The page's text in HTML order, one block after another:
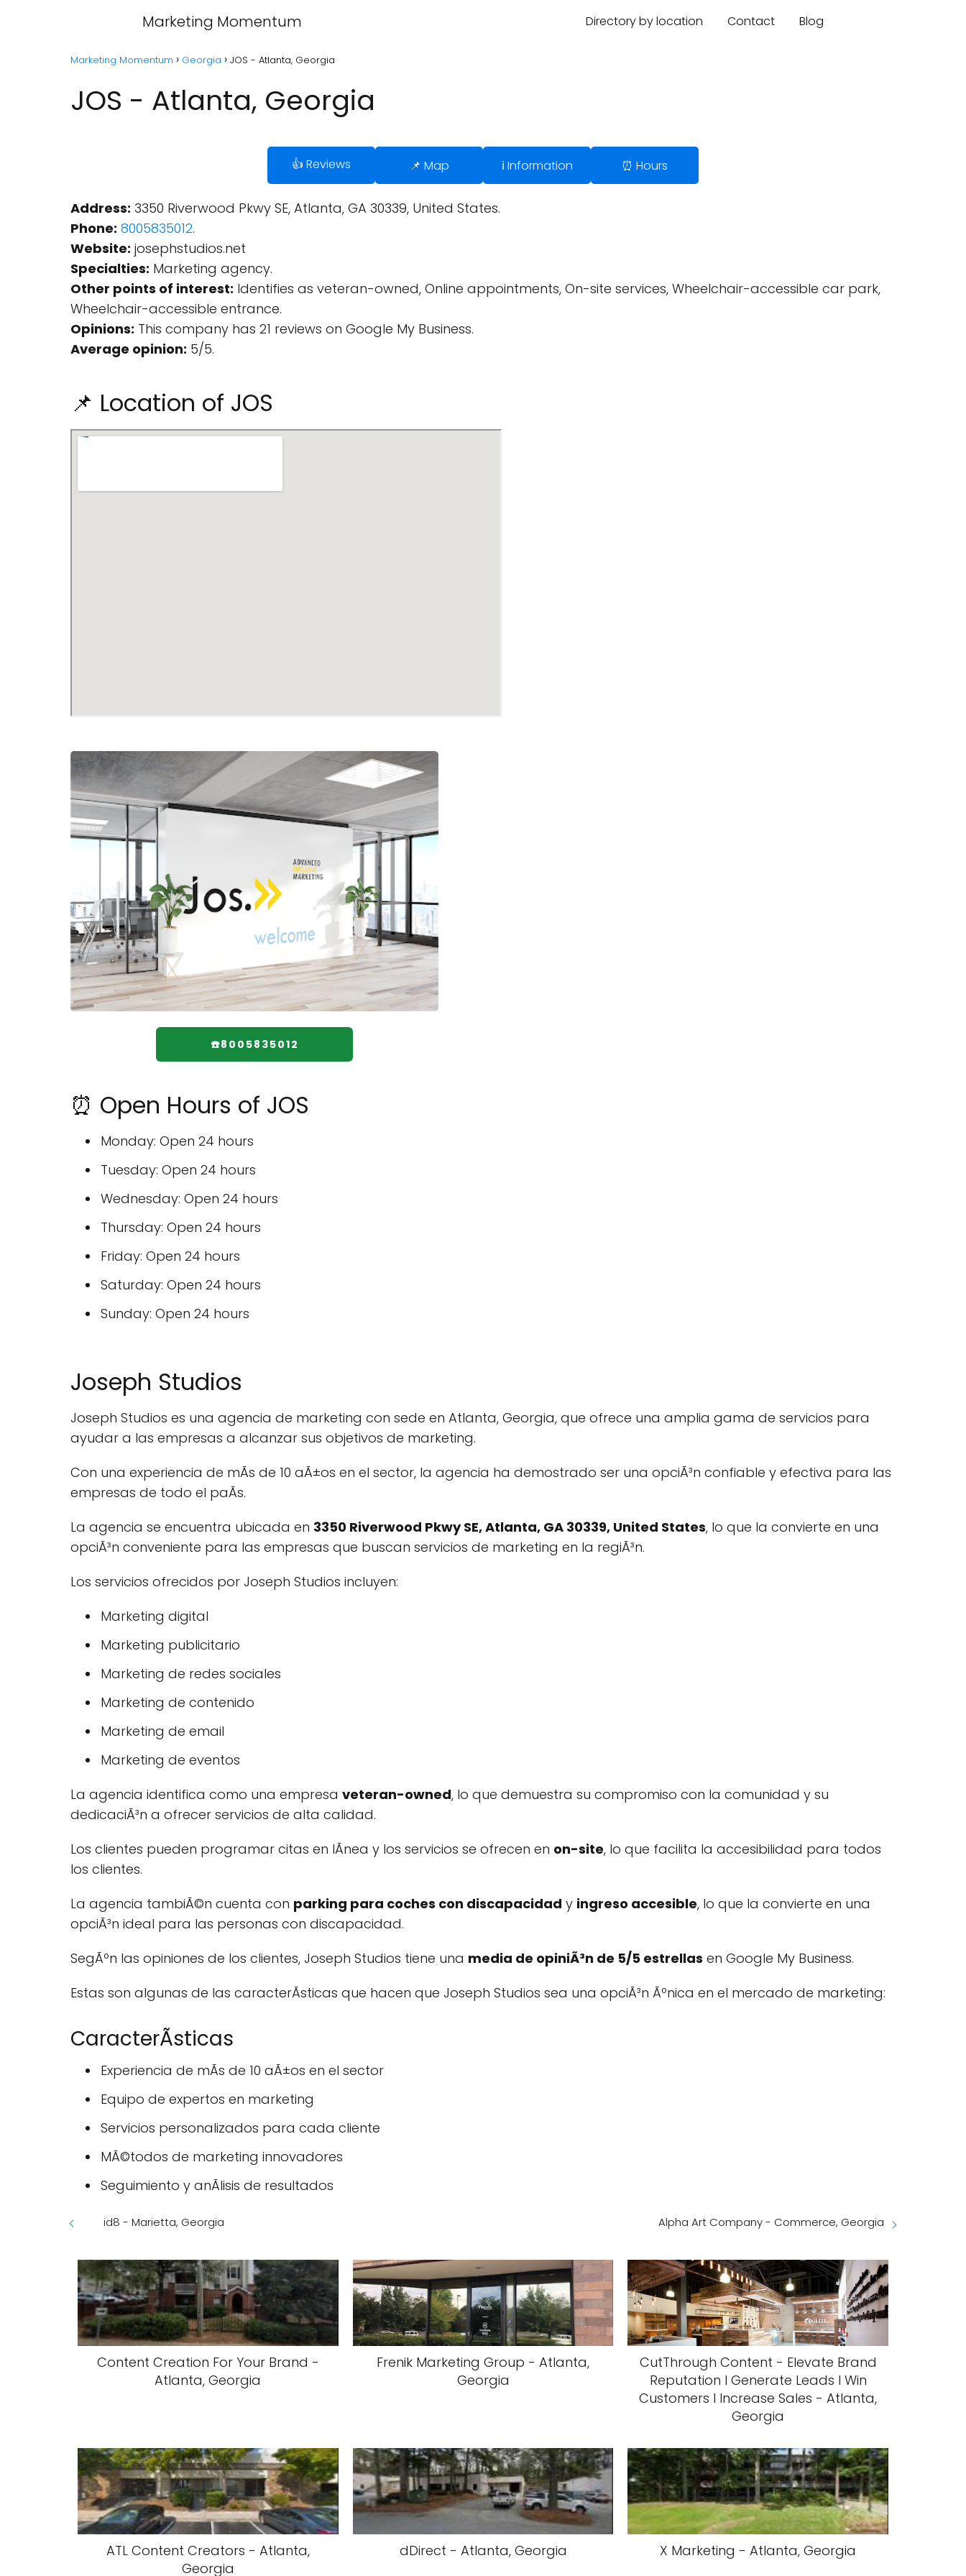
Marketing Momentum Directory by location Contact Blog
Marketing Momentum Georgia JOS - Atlanta, Georgia
JOS - Atlanta, Georgia
👍 Reviews 📌 Map ℹ️ Information ⏰ Hours
Address: 3350 Riverwood Pkwy SE, Atlanta, GA 30339, United States.
Phone: 8005835012.
Website: josephstudios.net
Specialties: Marketing agency.
Other points of interest: Identifies as veteran-owned, Online appointments, On-site services, Wheelchair-accessible car park,
Wheelchair-accessible entrance.
Opinions: This company has 21 reviews on Google My Business.
Average opinion: 5/5.
📌 Location of JOS
☎️8005835012
⏰ Open Hours of JOS
Monday: Open 24 hours
Tuesday: Open 24 hours
Wednesday: Open 24 hours
Thursday: Open 24 hours
Friday: Open 24 hours
Saturday: Open 24 hours
Sunday: Open 24 hours
Joseph Studios
Joseph Studios es una agencia de marketing con sede en Atlanta, Georgia, que ofrece una amplia gama de servicios para
ayudar a las empresas a alcanzar sus objetivos de marketing.
Con una experiencia de mÃs de 10 aÃ±os en el sector, la agencia ha demostrado ser una opciÃ³n confiable y efectiva para las
empresas de todo el paÃ­s.
La agencia se encuentra ubicada en 3350 Riverwood Pkwy SE, Atlanta, GA 30339, United States, lo que la convierte en una
opciÃ³n conveniente para las empresas que buscan servicios de marketing en la regiÃ³n.
Los servicios ofrecidos por Joseph Studios incluyen:
Marketing digital
Marketing publicitario
Marketing de redes sociales
Marketing de contenido
Marketing de email
Marketing de eventos
La agencia identifica como una empresa veteran-owned, lo que demuestra su compromiso con la comunidad y su
dedicaciÃ³n a ofrecer servicios de alta calidad.
Los clientes pueden programar citas en lÃ­nea y los servicios se ofrecen en on-site, lo que facilita la accesibilidad para todos
los clientes.
La agencia tambiÃ©n cuenta con parking para coches con discapacidad y ingreso accesible, lo que la convierte en una
opciÃ³n ideal para las personas con discapacidad.
SegÃºn las opiniones de los clientes, Joseph Studios tiene una media de opiniÃ³n de 5/5 estrellas en Google My Business.
Estas son algunas de las caracterÃ­sticas que hacen que Joseph Studios sea una opciÃ³n Ãºnica en el mercado de marketing:
CaracterÃ­sticas
Experiencia de mÃs de 10 aÃ±os en el sector
Equipo de expertos en marketing
Servicios personalizados para cada cliente
MÃ©todos de marketing innovadores
Seguimiento y anÃlisis de resultados
id8 - Marietta, Georgia Alpha Art Company - Commerce, Georgia
Content Creation For Your Brand -
Atlanta, Georgia
Frenik Marketing Group - Atlanta,
Georgia
CutThrough Content - Elevate Brand
Reputation l Generate Leads l Win
Customers l Increase Sales - Atlanta,
Georgia
ATL Content Creators - Atlanta,
Georgia
dDirect - Atlanta, Georgia X Marketing - Atlanta, Georgia